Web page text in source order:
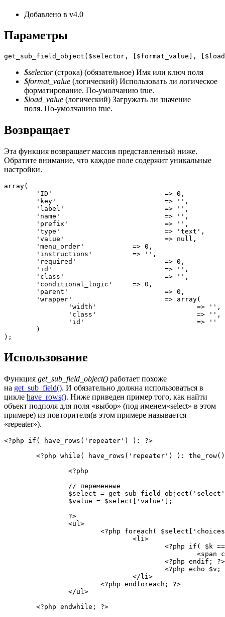
Добавлено в v4.0
Параметры
get_sub_field_object ( $selector , $format_value ,
$selector(строка) (обязательное) Имя или ключ поля
$format_value (логический) Использовать ли логическое
форматирование. По-умолчанию true.
$load_value (логический) Загружать ли значение
поля. По-умолчанию true.
Возвращает
Эта функция возвращает массив представленный ниже.
Обратите внимание, что каждое поле содержит уникальные
настройки.
array(
'ID'
=> 0 ,
'key'
=> '' ,
'label'
=> '' ,
'name'
=> '' ,
'prefix'
=> '' ,
'type'
=> 'text' ,
'value'
=> null ,
'menu_order'
=> 0 ,
'instructions'
=> '' ,
'required'
=> 0 ,
'id'
=> '' ,
'class'
=> '' ,
'conditional_logic'
=> 0 ,
'parent'
=> 0 ,
'wrapper'
=> array(
'width'
=> '' ,
'class'
=> '' ,
'id'
=>
''
)
) ;
Использование
Функция get_sub_field_object() работает похоже
на get_sub_field(). И обязательно должна использоваться в
цикле have_rows(). Ниже приведен пример того, как найти
объект подполя для поля «выбор» (под именем«select» в этом
примере) из повторителя(в этом примере называется
«repeater»).
<?php if ( have_rows ( 'repeater' ) ) :
?>
<?php while ( have_rows ( 'repeater' ) ) : the_row( )
<?php
// переменные
$select = get_sub_field_object ( 'select'
$value = $select 'value'
;
?>
<ul >
<?php
foreach ( $select
<li >
<?php
if ( $k ==
<span
<?php endif ;
?>
<?php echo $v ;
</ li >
<?php endforeach ;
?>
</ul >
<?php endwhile ;
?>